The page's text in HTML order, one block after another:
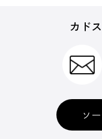
カド
ソ